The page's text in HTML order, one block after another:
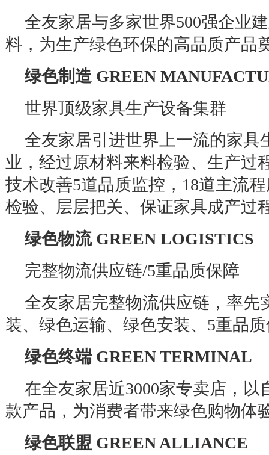
全友家居与多家世界500强企业
料，为生产绿色环保的高品质产品
绿色制造 GREEN
世界顶级家具生产设备集群
全友家居引进世界上一流的家具
业，经过原材料来料检验、生产过
技术改善5道品质监控， 18道主流
检验、层层把关、保证家具成产过
绿色物流GREEN LOGISTICS
完整物流供应链/5重品质保障
全友家居完整物流供应链，率先
装、绿色运输、绿色安装、 5重品
绿色终端 GREEN TERMINAL
在全友家居近3000家专卖店，以
款产品，为消费者带来绿色购物体
绿色联盟 GREEN ALLIANCE